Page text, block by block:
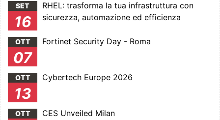
SET
16
RHEL: trasforma la tua infrastruttura con
sicurezza, automazione ed efficienza
OTT
07
Fortinet Security Day - Roma
OTT
13
Cybertech Europe 2026
OTT CES Unveiled Milan